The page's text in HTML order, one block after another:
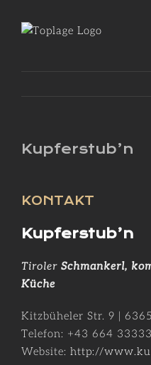
Inhalt
Kupferstub’n
KONTAKT
Kupferstub’n
Tiroler Schmankerl,
Küche
Kitzbüheler Str. 9 |
Telefon: +43 664
Website: http://